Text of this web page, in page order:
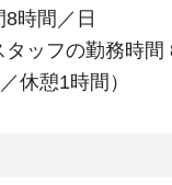
時間／日
ッフの勤務時間
休憩1時間）